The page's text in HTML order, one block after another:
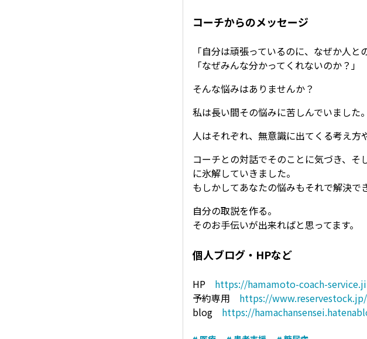
コーチからのメッセージ
「自分は頑張っているのに、なぜか人と
「なぜみんな分かってくれないのか？」
そんな悩みはありませんか？
私は長い間その悩みに苦しんでいました。
人はそれぞれ、無意識に出てくる考え方
コーチとの対話でそのことに気づき、そ
に氷解していきました。
もしかしてあなたの悩みもそれで解決で
自分の取説を作る。
そのお手伝いが出来ればと思ってます。
個人ブログ・HPなど
HP https://hamamoto-coach-
予約専用 https://
blog https://